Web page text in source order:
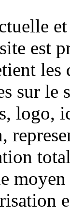
est
les
sur le
logo,